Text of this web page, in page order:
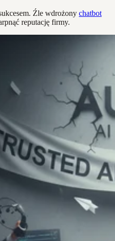
Źle wdrożony chatbot
reputację firmy.